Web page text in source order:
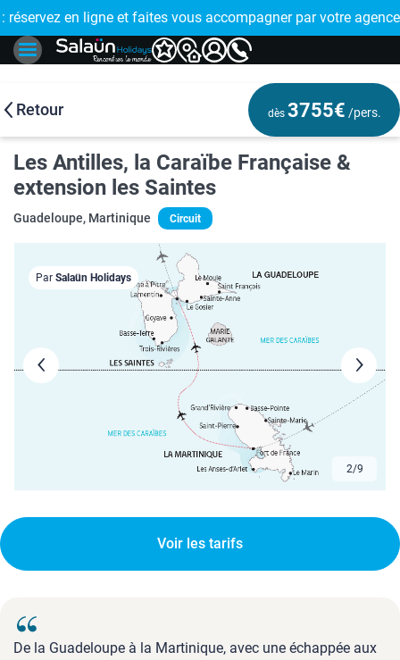
!
: réservez en ligne et faites vous accompagner par votre
🤩
Retour dès 3755€ /pers.
Les Antilles, la Caraïbe Française &
extension les Saintes
Guadeloupe, Martinique Circuit
2/9
Par Salaün Holidays
Voir les tarifs
De la Guadeloupe à la Martinique, avec une échappée aux